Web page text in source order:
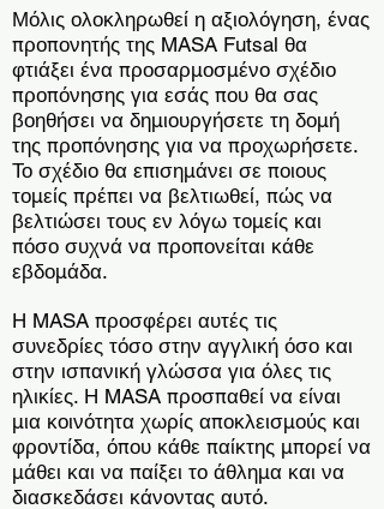
Μόλις ολοκληρωθεί η αξιολόγηση, ένας
προπονητής της MASA Futsal θα
φτιάξει ένα προσαρμοσμένο σχέδιο
προπόνησης για εσάς που θα σας
βοηθήσει να δημιουργήσετε τη δομή
της προπόνησης για να προχωρήσετε.
Το σχέδιο θα επισημάνει σε ποιους
τομείς πρέπει να βελτιωθεί, πώς να
βελτιώσει τους εν λόγω τομείς και
πόσο συχνά να προπονείται κάθε
εβδομάδα.
Η MASA προσφέρει αυτές τις
συνεδρίες τόσο στην αγγλική όσο και
στην ισπανική γλώσσα για όλες τις
ηλικίες. Η MASA προσπαθεί να είναι
μια κοινότητα χωρίς αποκλεισμούς και
φροντίδα, όπου κάθε παίκτης μπορεί να
μάθει και να παίξει το άθλημα και να
διασκεδάσει κάνοντας αυτό.